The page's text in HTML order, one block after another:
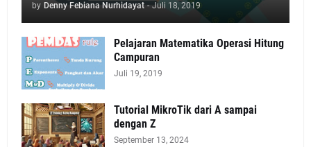
by Denny Febiana Nurhidayat - Juli 18, 2019
Pelajaran Matematika Operasi Hitung
Campuran
Juli 19, 2019
Tutorial MikroTik dari A sampai
dengan Z
September 13, 2024